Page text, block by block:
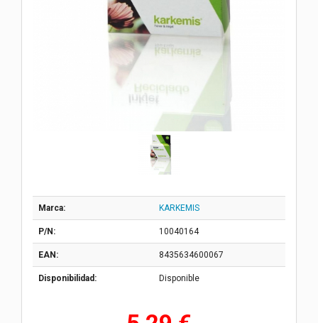
Marca: KARKEMIS
P/N: 10040164
EAN: 8435634600067
Disponibilidad: Disponible